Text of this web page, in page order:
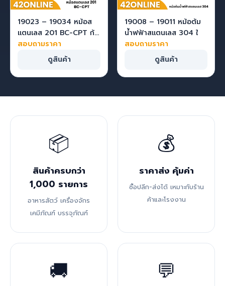
19023 – 19034 หม้อส
แตนเลส 201 BC-CPT ก้น
หนาประหยัดพลังงาน
พร้อมครีบ ถังซุป หม้อต้ม
สอบถามราคา
ดูสินค้า
19008 – 19011 หม้อต้ม
น้ำฟฟ้าสแตนเลส 304 ใ
สอบถามราคา
ดูสินค้า
📦
สินค้าครบกว่า
1,000 รายการ
อาหารสัตว์ เครื่องจักร
เคมีภัณฑ์ บรรจุภัณฑ์
💰
ราคาส่ง คุ้มค่า
ซื้อปลีก-ส่งได้ เหมาะกับร้าน
ค้าและโรงงาน
🚚 💬